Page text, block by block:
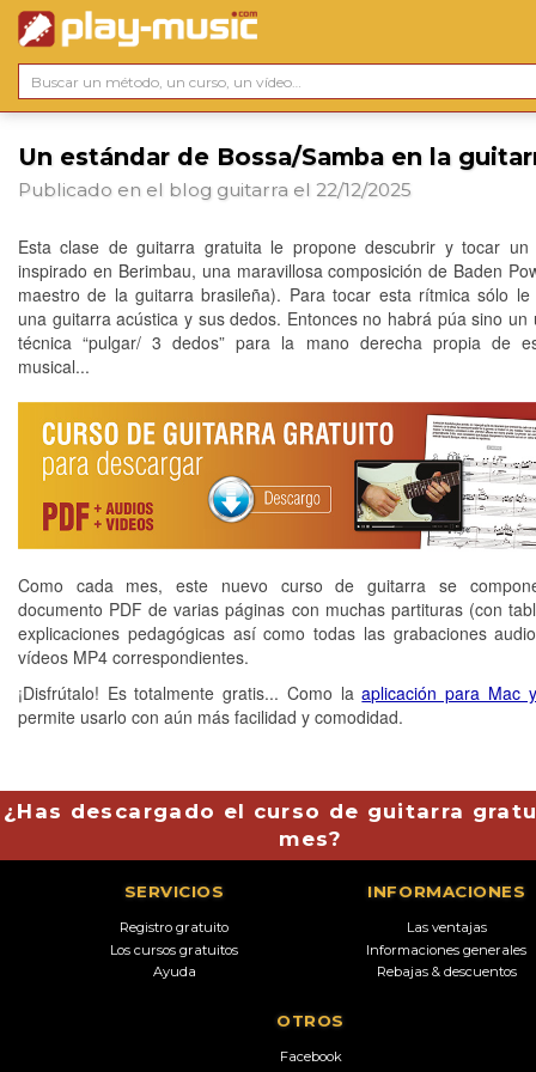
Un estándar de Bossa/Samba en la
Publicado en el blog guitarra el 22/12/2025
Esta clase de guitarra gratuita le propone descubrir y tocar un
inspirado en Berimbau, una maravillosa composición de Baden
maestro de la guitarra brasileña). Para tocar esta rítmica sólo le
una guitarra acústica y sus dedos. Entonces no habrá púa sino un
técnica “pulgar/ 3 dedos” para la mano derecha propia de
musical...
Como cada mes, este nuevo curso de guitarra se
documento PDF de varias páginas con muchas partituras (con
explicaciones pedagógicas así como todas las grabaciones
vídeos MP4 correspondientes.
¡Disfrútalo! Es totalmente gratis... Como laaplicación para Mac
permite usarlo con aún más facilidad y comodidad.
¿Has descargado el curso de guitarra
mes?
SERVICIOS
Registro gratuito
Los cursos gratuitos
Ayuda
INFORMACIONES
Las ventajas
Informaciones generales
Rebajas & descuentos
OTROS
Facebook